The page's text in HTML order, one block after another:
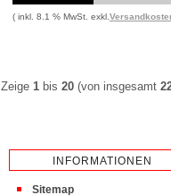
( inkl. 8.1 % MwSt. exkl.
Zeige 1 bis 20 (von insgesamt
INFORMATIONEN
Sitemap